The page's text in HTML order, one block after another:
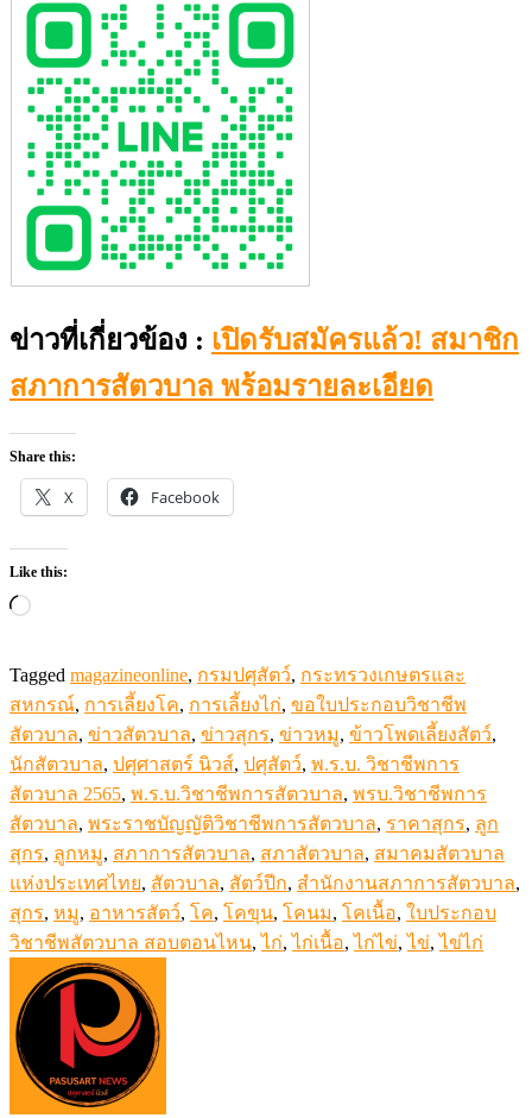
ข่าวที่เกี่ยวข้อง : เปิดรับสมัครแล้ว! สมาชิก
สภาการสัตวบาล พร้อมรายละเอียด
Share this:
X Facebook
Like this:
Loading…
Tagged magazineonline, กรมปศุสัตว์, กระทรวงเกษตรและ
สหกรณ์, การเลี้ยงโค, การเลี้ยงไก่, ขอใบประกอบวิชาชีพ
สัตวบาล, ข่าวสัตวบาล, ข่าวสุกร, ข่าวหมู, ข้าวโพดเลี้ยงสัตว์,
นักสัตวบาล, ปศุศาสตร์ นิวส์, ปศุสัตว์, พ.ร.บ. วิชาชีพการ
สัตวบาล 2565, พ.ร.บ.วิชาชีพการสัตวบาล, พรบ.วิชาชีพการ
สัตวบาล, พระราชบัญญัติวิชาชีพการสัตวบาล, ราคาสุกร, ลูก
สุกร, ลูกหมู, สภาการสัตวบาล, สภาสัตวบาล, สมาคมสัตวบาล
แห่งประเทศไทย, สัตวบาล, สัตว์ปีก, สำนักงานสภาการสัตวบาล,
สุกร, หมู, อาหารสัตว์, โค, โคขุน, โคนม, โคเนื้อ, ใบประกอบ
วิชาชีพสัตวบาล สอบตอนไหน,ไก่,ไก่เนื้อ,ไก่ไข่,ไข่,ไข่ไก่